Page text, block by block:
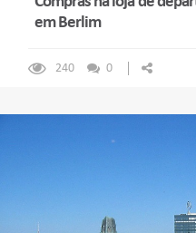
em Berlim
240 0